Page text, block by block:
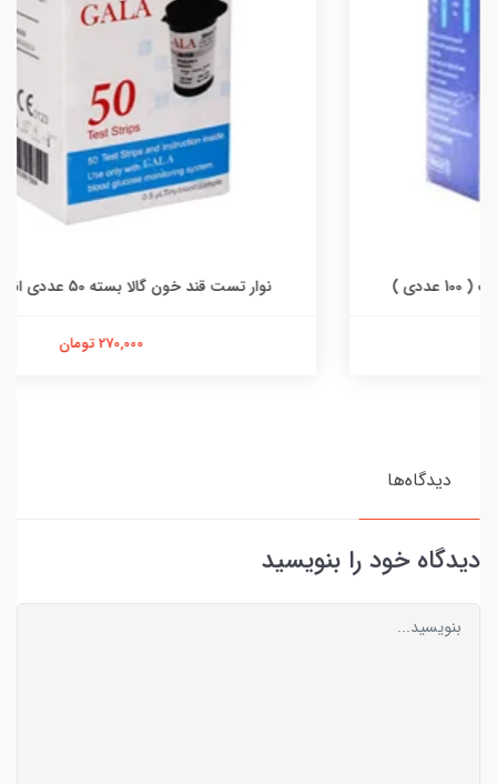
نوار تست قند خون گالا بسته 50 عددی انقضا 05/2027
دیدگاه‌ها
دیدگاه خود را بنویسید